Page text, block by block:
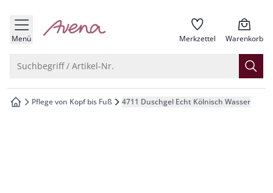
springen
springen
springen
springen
Menü zur Startseite Merkzettel Warenkorb
Suchbegriff / Artikel-Nr.
zur Startseite
Pflege von Kopf bis Fuß 4711 Duschgel Echt Kölnisch Wasser